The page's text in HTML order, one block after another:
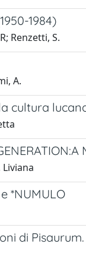
1984)
Renzetti, S.
A.
cultura
Liviana
*NUMULO
di